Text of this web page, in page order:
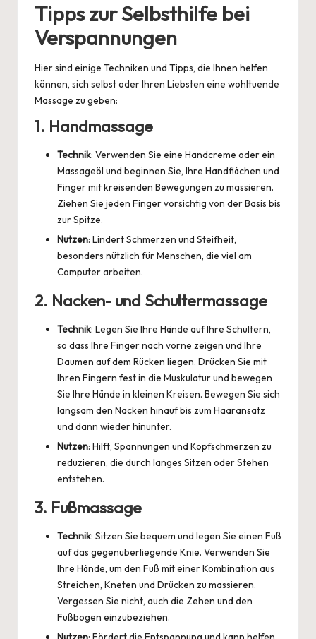
Tipps zur Selbsthilfe bei
Verspannungen
Hier sind einige Techniken und Tipps, die Ihnen helfen
können, sich selbst oder Ihren Liebsten eine wohltuende
Massage zu geben:
1. Handmassage
Technik: Verwenden Sie eine Handcreme oder ein
Massageöl und beginnen Sie, Ihre Handflächen und
Finger mit kreisenden Bewegungen zu massieren.
Ziehen Sie jeden Finger vorsichtig von der Basis bis
zur Spitze.
Nutzen: Lindert Schmerzen und Steifheit,
besonders nützlich für Menschen, die viel am
Computer arbeiten.
2. Nacken- und Schultermassage
Technik: Legen Sie Ihre Hände auf Ihre Schultern,
so dass Ihre Finger nach vorne zeigen und Ihre
Daumen auf dem Rücken liegen. Drücken Sie mit
Ihren Fingern fest in die Muskulatur und bewegen
Sie Ihre Hände in kleinen Kreisen. Bewegen Sie sich
langsam den Nacken hinauf bis zum Haaransatz
und dann wieder hinunter.
Nutzen: Hilft, Spannungen und Kopfschmerzen zu
reduzieren, die durch langes Sitzen oder Stehen
entstehen.
3. Fußmassage
Technik: Sitzen Sie bequem und legen Sie einen Fuß
auf das gegenüberliegende Knie. Verwenden Sie
Ihre Hände, um den Fuß mit einer Kombination aus
Streichen, Kneten und Drücken zu massieren.
Vergessen Sie nicht, auch die Zehen und den
Fußbogen einzubeziehen.